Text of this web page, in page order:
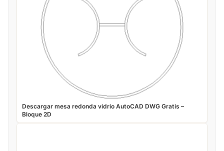
Descargar mesa redonda vidrio AutoCAD DWG Gratis –
Bloque 2D